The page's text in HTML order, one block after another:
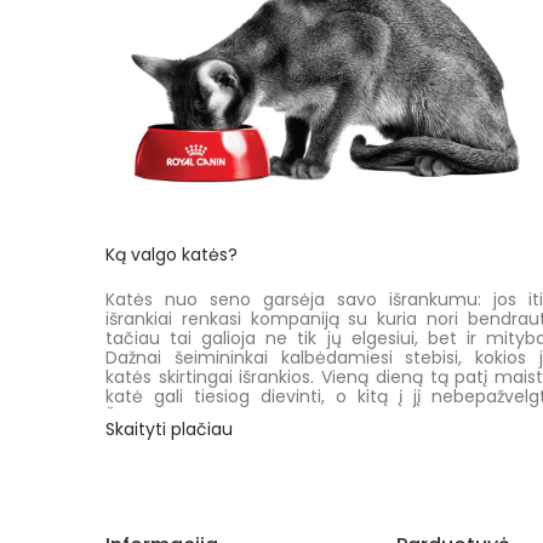
Ką valgo katės?
Katės nuo seno garsėja savo išrankumu: jos
išrankiai renkasi kompaniją su kuria nori
tačiau tai galioja ne tik jų elgesiui, bet ir
Dažnai šeimininkai kalbėdamiesi stebisi, kokios
katės skirtingai išrankios. Vieną dieną tą patį
katė gali tiesiog dievinti, o kitą į jį
Šiame straipsnyje rasite atsakymus, kokie veiksniai
daro įtaką kačių pašaro pasirenkamumui ir kaip
Skaityti plačiau